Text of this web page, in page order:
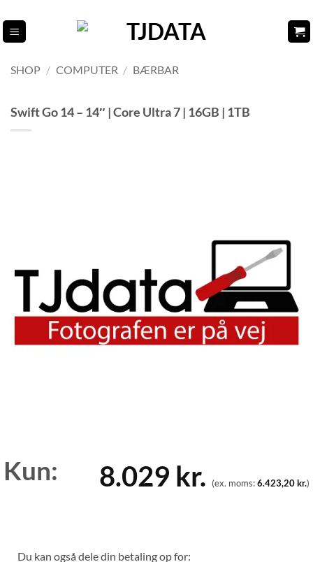
til
indhold
SHOP / COMPUTER / BÆRBAR
Swift Go 14 – 14″ | Core Ultra 7 | 16GB | 1TB
Kun: 8.029 kr. (ex. moms:6.423,20kr.)
Du kan også dele din betaling op for: